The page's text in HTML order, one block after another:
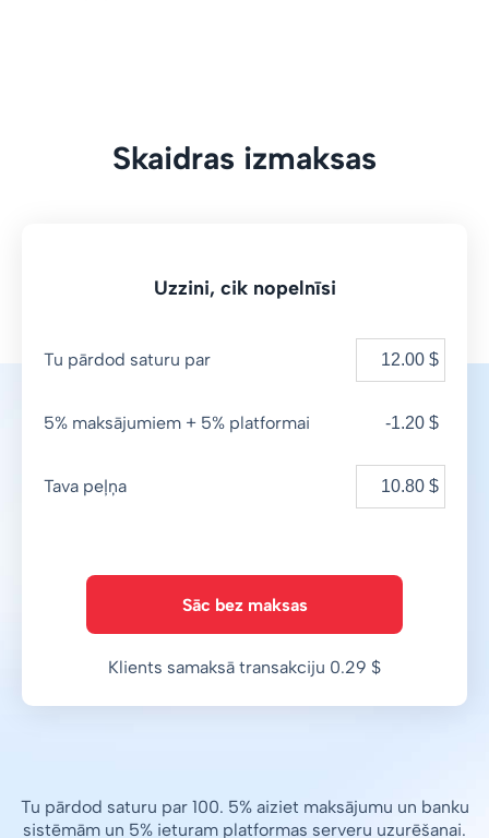
Skaidras izmaksas
Uzzini, cik nopelnīsi
Tu pārdod saturu par
5% maksājumiem + 5% platformai -1.20 $
Tava peļņa
Sāc bez maksas
Klients samaksā transakciju 0.29 $
Tu pārdod saturu par 100. 5% aiziet maksājumu un banku
sistēmām un 5% ieturam platformas serveru uzurēšanai.